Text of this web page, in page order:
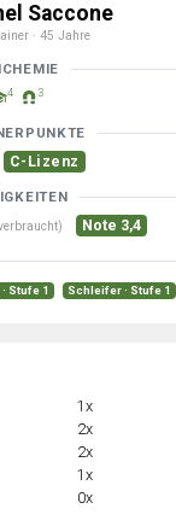
Saccone
· 45 Jahre
4 3
C-Lizenz
Note 3,4
Stufe 1 Schleifer · Stufe 1
1x
2x
2x
1x
0x